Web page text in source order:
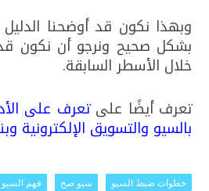
وبهذا نكون قد أوضحنا
بشكل صحيح ونرجو أن نكون
خلال الأسطر السابقة.
تعرف أيضًا علىتعرف على
بالسيو والتسويق الإلكترونية
خطوات ضبط السيو سيو صح فهم السيو